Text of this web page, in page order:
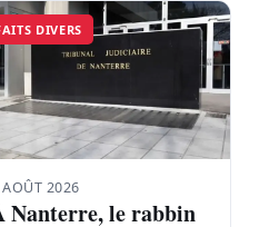
DIVERS
2026
Nanterre, le rabbin